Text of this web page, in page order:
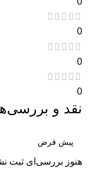
0
0
0
نقد و
هنوز بررسی‌ای ثبت